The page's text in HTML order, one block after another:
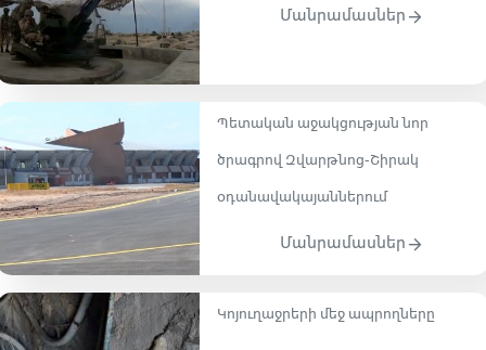
Մանրամասներ
Պետական աջակցության նոր
ծրագրով Զվարթնոց-Շիրակ
օդանավակայաններում
Մանրամասներ
Կոյուղաջրերի մեջ ապրողները